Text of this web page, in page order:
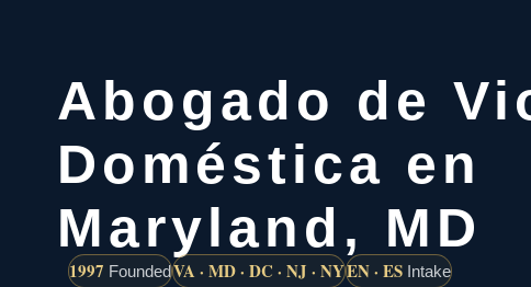
Abogado de
Doméstica en
Maryland, MD
1997 FoundedVA · MD · DC · NJ · NYEN · ES Intake